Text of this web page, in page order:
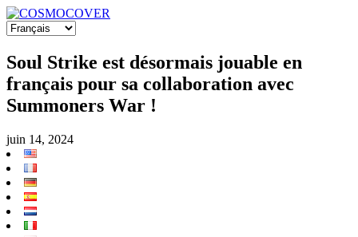
Soul Strike est désormais jouable en
français pour sa collaboration avec
Summoners War !
juin 14, 2024